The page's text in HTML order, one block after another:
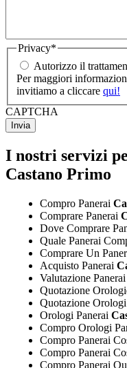
Privacy*
Autorizzo il
Per maggiori
invitiamo a cliccare qui!
CAPTCHA
I nostri servizi
Castano Primo
Compro Panerai
Comprare Panerai
Dove Comprare
Quale Panerai
Comprare Un
Acquisto Panerai
Valutazione Panerai
Quotazione
Quotazione Orologi
Orologi Panerai
Compro Orologi
Compro Panerai
Compro Panerai
Compro Panerai